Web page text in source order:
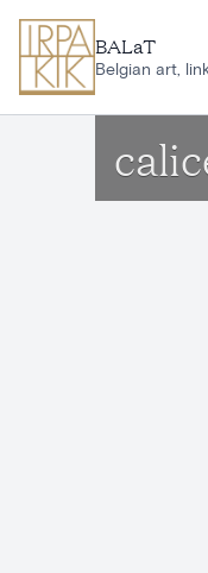
BALaT
Belgian art,